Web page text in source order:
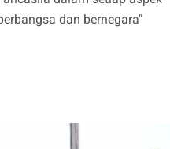
dan bernegara"